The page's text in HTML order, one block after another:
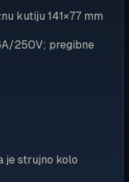
kutiju 141×77 mm
250V; pregibne
je strujno kolo